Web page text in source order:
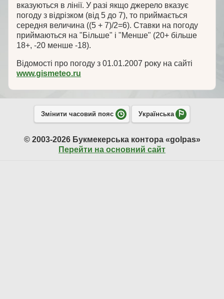
вказуються в лінії. У разі якщо джерело вказує
погоду з відрізком (від 5 до 7), то приймається
середня величина ((5 + 7)/2=6). Ставки на погоду
приймаються на "Більше" і "Менше" (20+ більше
18+, -20 менше -18).
Відомості про погоду з 01.01.2007 року на сайті
www.gismeteo.ru
Змінити часовий пояс Українська
© 2003-2026 Букмекерська контора «golpas»
Перейти на основний сайт